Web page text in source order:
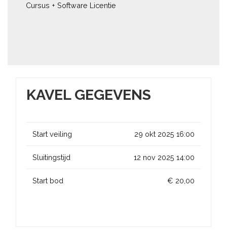
Cursus + Software Licentie
KAVEL GEGEVENS
Start veiling 29 okt 2025 16:00
Sluitingstijd 12 nov 2025 14:00
Start bod € 20,00